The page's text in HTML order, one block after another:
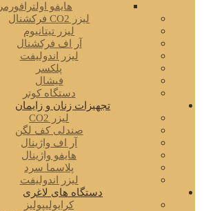
هایفو اولترافورمر
لیزر CO2 فرکشنال
لیزر تیتانیوم
آر اف فرکشنال
لیزر اندولیفت
پلکسر
فیشال
دستگاه کوتر
تجهیزات زنان و زایمان
لیزر CO2
صندلی کف لگن
آر اف واژینال
هایفو واژینال
پلاسما سرد
لیزر اندولیفت
دستگاه های لاغری
کرایولیپولیز